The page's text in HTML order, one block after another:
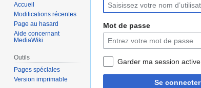
la
navigation
la
recherche
Mot de passe
Garder ma session active
Se connecter
Accueil
Modifications récentes
Page au hasard
Aide concernant
MediaWiki
Outils
Pages spéciales
Version imprimable